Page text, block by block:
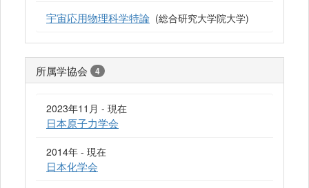
宇宙応用物理科学特論 (総合研究大学院大学)
所属学協会 4
2023年11月 - 現在
日本原子力学会
2014年 - 現在
日本化学会